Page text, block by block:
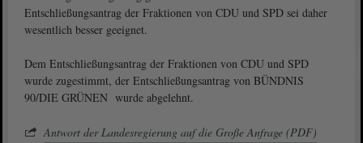
Entschließungsantrag der Fraktionen von CDU und SPD sei daher
wesentlich besser geeignet.
Dem Entschließungsantrag der Fraktionen von CDU und SPD
wurde zugestimmt, der Entschließungsantrag von BÜNDNIS
90/DIE GRÜNEN wurde abgelehnt.
Antwort der Landesregierung auf die Große Anfrage (PDF)